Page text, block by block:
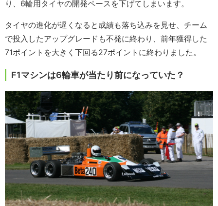
り、6輪用タイヤの開発ペースを下げてしまいます。
タイヤの進化が遅くなると成績も落ち込みを見せ、チーム
で投入したアップグレードも不発に終わり、前年獲得した
71ポイントを大きく下回る27ポイントに終わりました。
F1マシンは6輪車が当たり前になっていた？